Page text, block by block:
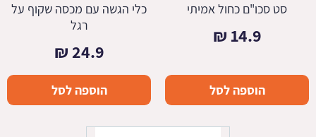
סט סכו"ם כחול אמיתי
14.9
₪
הוספה לסל
כלי הגשה עם מכסה שקוף על
רגל
24.9
₪
הוספה לסל